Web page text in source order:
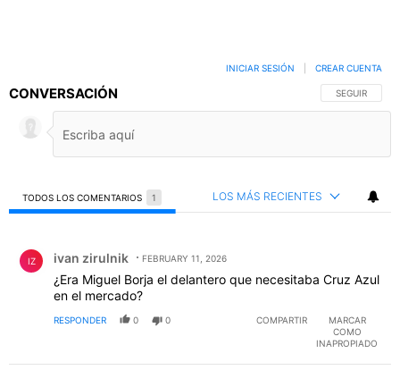
CONVERSACIÓN SIGA ESTA
SEGUIR
INICIAR SESIÓN CREAR CUENTA
TODOS LOS COMENTARIOS 1 LOS MÁS RECIENTES
IZ ivan zirulnik FEBRUARY 11, 2026
¿Era Miguel Borja el delantero que necesitaba Cruz Azul
en el mercado?
RESPONDER 0 0 COMPARTIR
MARCAR
COMO
INAPROPIADO